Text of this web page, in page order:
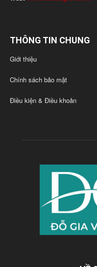
THÔNG TIN CHUNG
Giới thiệu
Chính sách bảo mật
Điều kiện & Điều khoản